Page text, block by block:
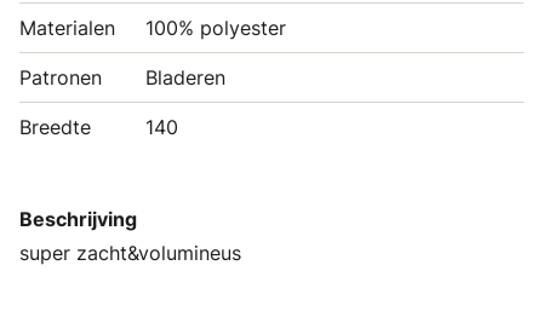
Materialen 100% polyester
Patronen Bladeren
Breedte 140
Beschrijving
super zacht&volumineus